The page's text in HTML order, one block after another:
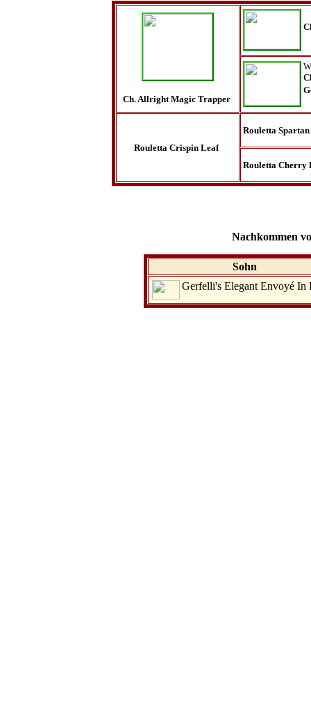
Ch. Allright Magic Trapper
Rouletta Crispin Leaf
Rouletta
Rouletta Cherry
Nachkommen
Sohn
Gerfelli's Elegant Envoyé In